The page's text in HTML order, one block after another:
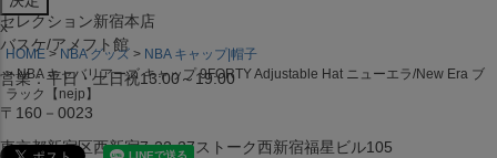
セレクション新宿本店
バスケ/アメフト館
営業：平日・土日祝13:00～19:00
〒160－0023
東京都新宿区西新宿7-22-37ストーク西新宿福星ビル105
x
HOME NBA グッズ
NBA キャップ|帽子
NBA キャバリアーズ キャップ 9FORTY Adjustable Hat ニューエラ/New Era ブ
ラック【nejp】